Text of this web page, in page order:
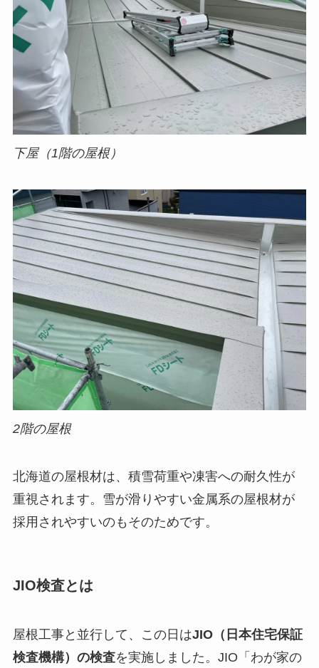
下屋（1階の屋根）
2階の屋根
北海道の屋根材は、積雪荷重や凍害への耐久性が
重視されます。雪が滑りやすい金属系の屋根材が
採用されやすいのもそのためです。
JIO検査とは
屋根工事と並行して、この日はJIO（日本住宅保証
検査機構）の検査を実施しました。JIO「わが家の